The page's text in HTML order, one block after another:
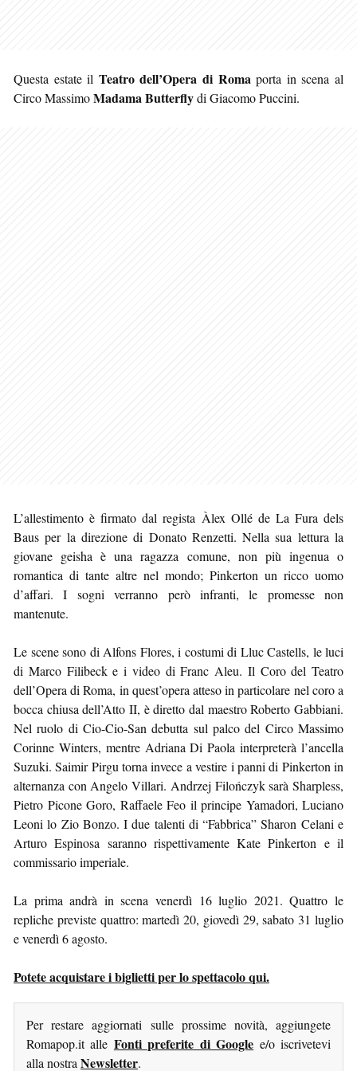
Questa estate il Teatro dell’Opera di Roma porta in scena al
Circo MassimoMadama Butterflydi Giacomo Puccini.
L’allestimento è firmato dal regista Àlex Ollé de La Fura dels
Baus per la direzione di Donato Renzetti. Nella sua lettura la
giovane geisha è una ragazza comune, non più ingenua o
romantica di tante altre nel mondo; Pinkerton un ricco uomo
d’affari. I sogni verranno però infranti, le promesse non
mantenute.
Le scene sono di Alfons Flores, i costumi di Lluc Castells, le luci
di Marco Filibeck e i video di Franc Aleu. Il Coro del Teatro
dell’Opera di Roma, in quest’opera atteso in particolare nel coro a
bocca chiusa dell’Atto II, è diretto dal maestro Roberto Gabbiani.
Nel ruolo di Cio-Cio-San debutta sul palco del Circo Massimo
Corinne Winters, mentre Adriana Di Paola interpreterà l’ancella
Suzuki. Saimir Pirgu torna invece a vestire i panni di Pinkerton in
alternanza con Angelo Villari. Andrzej Filończyk sarà Sharpless,
Pietro Picone Goro, Raffaele Feo il principe Yamadori, Luciano
Leoni lo Zio Bonzo. I due talenti di “Fabbrica” Sharon Celani e
Arturo Espinosa saranno rispettivamente Kate Pinkerton e il
commissario imperiale.
La prima andrà in scena venerdì 16 luglio 2021. Quattro le
repliche previste quattro: martedì 20, giovedì 29, sabato 31 luglio
e venerdì 6 agosto.
Potete acquistare i biglietti per lo spettacolo qui.
Per restare aggiornati sulle prossime novità, aggiungete
Romapop.it alle Fonti preferite di Google e/o iscrivetevi
alla nostra Newsletter.